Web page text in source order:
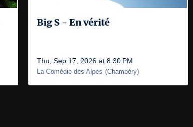
Big S - En vérité
Thu, Sep 17, 2026 at 8:30 PM
La Comédie des Alpes (Chambéry)